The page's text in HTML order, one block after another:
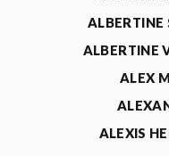
ALBERTINE
ALBERTINE
ALEX
ALEXIS